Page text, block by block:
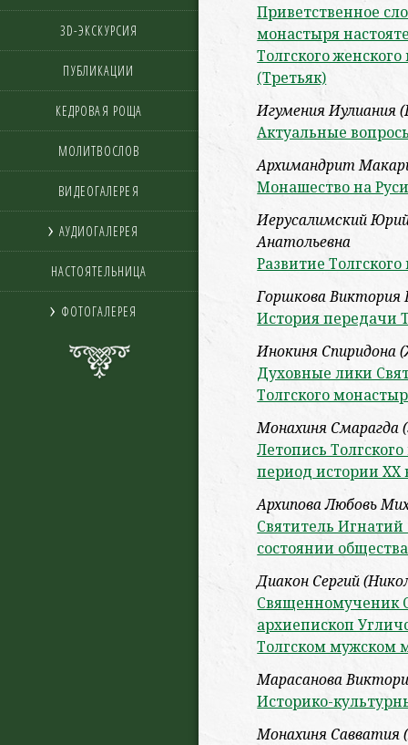
3D-ЭКСКУРСИЯ
ПУБЛИКАЦИИ
КЕДРОВАЯ РОЩА
МОЛИТВОСЛОВ
ВИДЕОГАЛЕРЕЯ
АУДИОГАЛЕРЕЯ
НАСТОЯТЕЛЬНИЦА
ФОТОГАЛЕРЕЯ
Приветственное
монастыря
Толгского
(Третьяк)
Игумения Иулиания
Актуальные
Архимандрит
Монашество на
Иерусалимский
Анатольевна
Развитие
Горшкова Виктория
История передачи
Инокиня Спиридона
Духовные лики
Толгского
Монахиня Смарагда
Летопись
период истории XX
Архипова Любовь
Святитель
состоянии
Диакон Сергий
Священномученик
архиепископ
Толгском мужском
Марасанова
Историко-
Монахиня Савватия